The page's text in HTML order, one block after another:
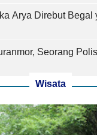
Arya Direbut Begal
Seorang
Wisata